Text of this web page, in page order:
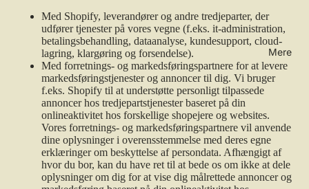
Mere
Med Shopify, leverandører og andre tredjeparter, der
udfører tjenester på vores vegne (f.eks. it-administration,
betalingsbehandling, dataanalyse, kundesupport, cloud-
lagring, klargøring og forsendelse).
Med forretnings- og markedsføringspartnere for at levere
markedsføringstjenester og annoncer til dig. Vi bruger
f.eks. Shopify til at understøtte personligt tilpassede
annoncer hos tredjepartstjenester baseret på din
onlineaktivitet hos forskellige shopejere og websites.
Vores forretnings- og markedsføringspartnere vil anvende
dine oplysninger i overensstemmelse med deres egne
erklæringer om beskyttelse af persondata. Afhængigt af
hvor du bor, kan du have ret til at bede os om ikke at dele
oplysninger om dig for at vise dig målrettede annoncer og